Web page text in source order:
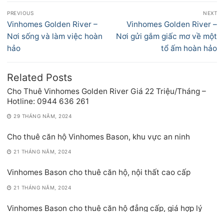
Điều
hướng
bài
viết
PREVIOUS
Previous
post:
Vinhomes Golden River –
Nơi sống và làm việc hoàn
hảo
NEXT
Next
post:
Vinhomes Golden River –
Nơi gửi gắm giấc mơ về một
tổ ấm hoàn hảo
Related Posts
Cho Thuê Vinhomes Golden River Giá 22 Triệu/Tháng –
Hotline: 0944 636 261
29 THÁNG NĂM, 2024
Cho thuê căn hộ Vinhomes Bason, khu vực an ninh
21 THÁNG NĂM, 2024
Vinhomes Bason cho thuê căn hộ, nội thất cao cấp
21 THÁNG NĂM, 2024
Vinhomes Bason cho thuê căn hộ đẳng cấp, giá hợp lý